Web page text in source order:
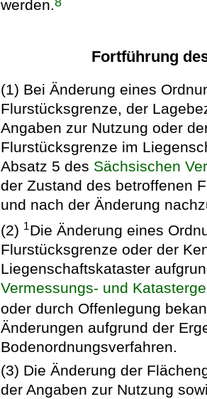
werden.
Fortführung
(1) Bei Änderung eines
Flurstücksgrenze, der
Angaben zur Nutzung oder
Flurstücksgrenze im
Absatz 5 des Sächsischen
der Zustand des betroffenen
und nach der Änderung
(2) 1Die Änderung eines
Flurstücksgrenze oder der
Liegenschaftskataster
Vermessungs- und
oder durch Offenlegung
Änderungen aufgrund der
Bodenordnungsverfahren.
(3) Die Änderung der
der Angaben zur Nutzung